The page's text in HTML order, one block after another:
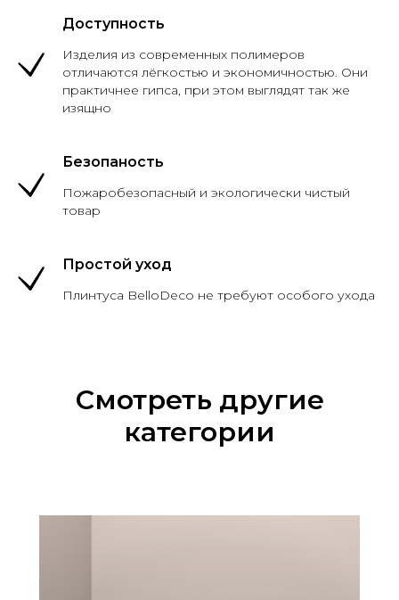
Доступность
Изделия из современных полимеров
отличаются лёгкостью и экономичностью. Они
практичнее гипса, при этом выглядят так же
изящно
Безопаность
Пожаробезопасный и экологически чистый
товар
Простой уход
Плинтуса BelloDeco не требуют особого ухода
Смотреть другие
категории